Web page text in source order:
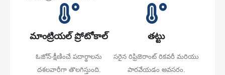
మాంట్రియల్ ప్రోటోకాల్
ఓజోన్-క్షీణించే పదార్థాలను
దశలవారీగా తొలగిస్తుంది.
తట్టు
సరైన రిఫ్రిజెరాంట్ రికవరీ మరియు
పారవేయడం అవసరం.